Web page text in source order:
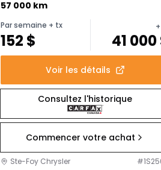
| CarPlay Sans Fil | Doublure Va...
57 000 km
Par semaine + tx
152 $ 41 000
Voir les détails
Consultez l'historique
Commencer votre achat
Ste-Foy Chrysler #